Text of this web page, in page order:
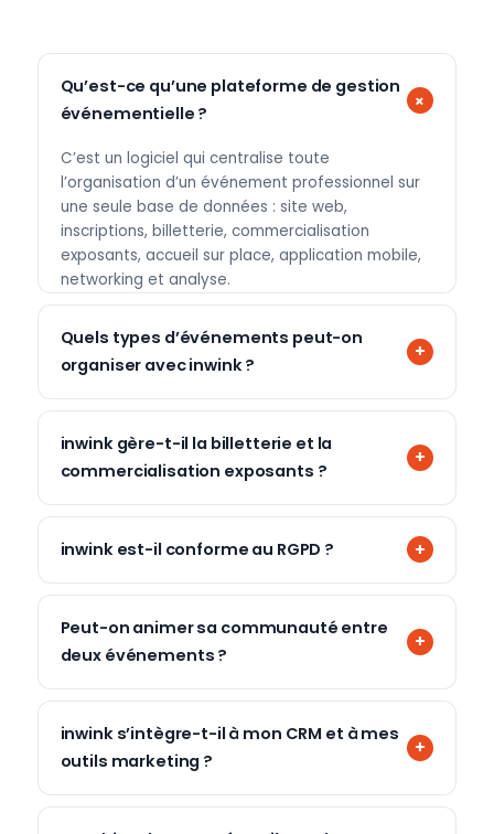
Qu’est-ce qu’une plateforme de gestion
événementielle ?
C’est un logiciel qui centralise toute
l’organisation d’un événement professionnel sur
une seule base de données : site web,
inscriptions, billetterie, commercialisation
exposants, accueil sur place, application mobile,
networking et analyse.
Quels types d’événements peut-on
organiser avec inwink ?
inwink gère-t-il la billetterie et la
commercialisation exposants ?
inwink est-il conforme au RGPD ?
Peut-on animer sa communauté entre
deux événements ?
inwink s’intègre-t-il à mon CRM et à mes
outils marketing ?